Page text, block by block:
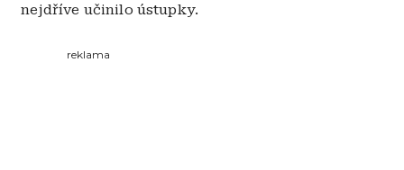
nejdříve učinilo ústupky.
reklama